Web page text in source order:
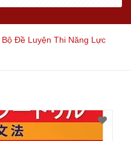
Bộ Đề Luyện Thi Năng Lực